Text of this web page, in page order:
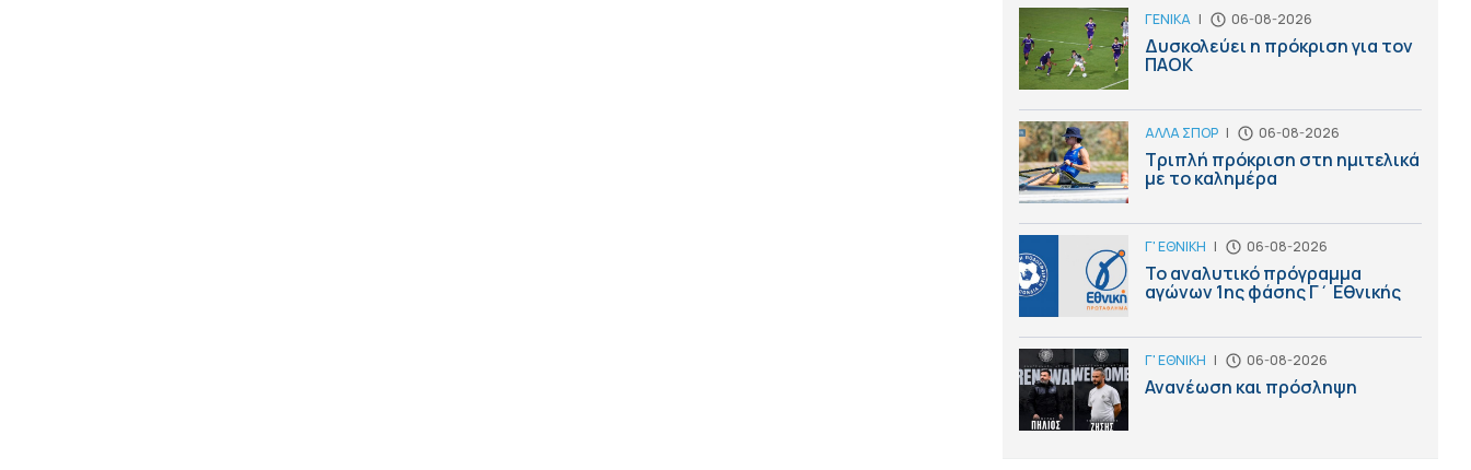
ΓΕΝΙΚΑ | 06-08-2026
Δυσκολεύει η πρόκριση για τον
ΠΑΟΚ
ΑΛΛΑ ΣΠΟΡ | 06-08-2026
Τριπλή πρόκριση στη ημιτελικά
με το καλημέρα
Γ' ΕΘΝΙΚΗ | 06-08-2026
Το αναλυτικό πρόγραμμα
αγώνων 1ης φάσης Γ΄ Εθνικής
Γ' ΕΘΝΙΚΗ | 06-08-2026
Ανανέωση και πρόσληψη